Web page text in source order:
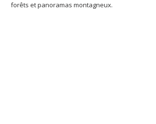
forêts et panoramas montagneux.